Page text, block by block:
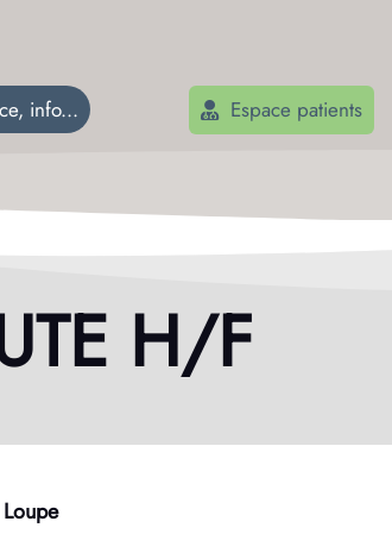
Espace patients
H/F